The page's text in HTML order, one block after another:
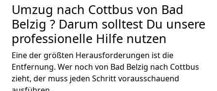
Umzug nach Cottbus von Bad
Belzig ? Darum solltest Du unsere
professionelle Hilfe nutzen
Eine der größten Herausforderungen ist die
Entfernung. Wer noch von Bad Belzig nach Cottbus
zieht, der muss jeden Schritt vorausschauend